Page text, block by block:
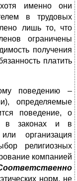
именно они
в трудовых
лишь то, что
ограничены
получения
платить
поведению –
определяемые
поведение, о
в законах и в
организация
религиозных
компанией
норм, не